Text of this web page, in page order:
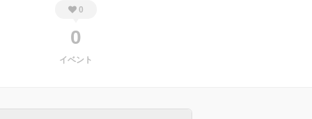
0
0
イベント